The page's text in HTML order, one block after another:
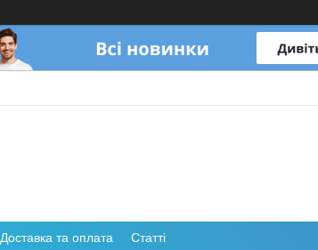
Доставка та оплата Статті